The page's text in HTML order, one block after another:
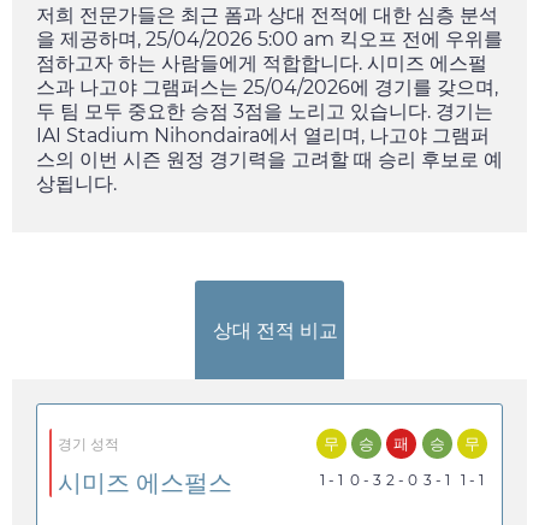
저희 전문가들은 최근 폼과 상대 전적에 대한 심층 분석
을 제공하며, 25/04/2026 5:00 am 킥오프 전에 우위를
점하고자 하는 사람들에게 적합합니다. 시미즈 에스펄
스과 나고야 그램퍼스는 25/04/2026에 경기를 갖으며,
두 팀 모두 중요한 승점 3점을 노리고 있습니다. 경기는
IAI Stadium Nihondaira에서 열리며, 나고야 그램퍼
스의 이번 시즌 원정 경기력을 고려할 때 승리 후보로 예
상됩니다.
상대 전적 비교
경기 성적
시미즈 에스펄스
무
1 - 1
승
0 - 3
패
2 - 0
승
3 - 1
무
1 - 1